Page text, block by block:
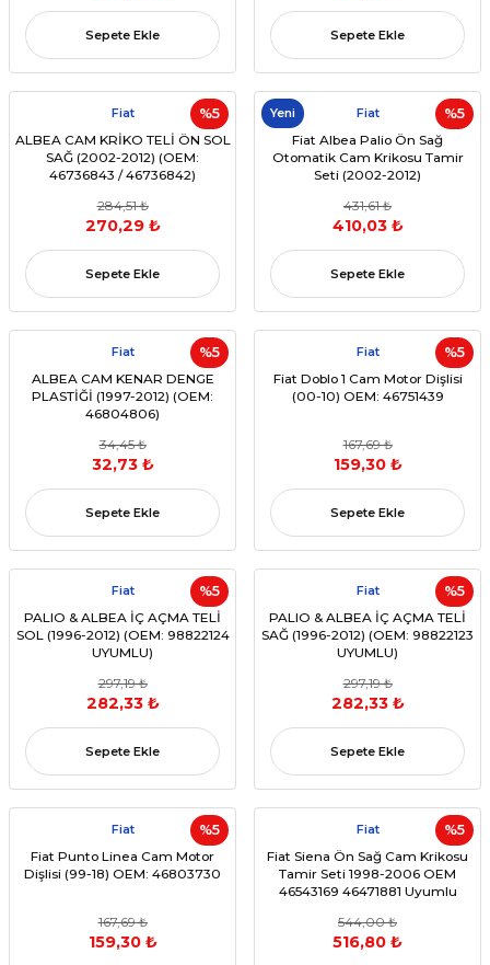
Sepete Ekle Sepete Ekle
%5
Fiat
ALBEA CAM KRİKO TELİ ÖN SOL
SAĞ (2002-2012) (OEM:
46736843 / 46736842)
284,51 ₺
270,29 ₺
Sepete Ekle
%5
Yeni Fiat
Fiat Albea Palio Ön Sağ
Otomatik Cam Krikosu Tamir
Seti (2002-2012)
431,61 ₺
410,03 ₺
Sepete Ekle
%5
Fiat
ALBEA CAM KENAR DENGE
PLASTİĞİ (1997-2012) (OEM:
46804806)
34,45 ₺
32,73 ₺
Sepete Ekle
%5
Fiat
Fiat Doblo 1 Cam Motor Dişlisi
(00-10) OEM: 46751439
167,69 ₺
159,30 ₺
Sepete Ekle
%5
Fiat
PALIO & ALBEA İÇ AÇMA TELİ
SOL (1996-2012) (OEM: 98822124
UYUMLU)
297,19 ₺
282,33 ₺
Sepete Ekle
%5
Fiat
PALIO & ALBEA İÇ AÇMA TELİ
SAĞ (1996-2012) (OEM: 98822123
UYUMLU)
297,19 ₺
282,33 ₺
Sepete Ekle
%5
Fiat
Fiat Punto Linea Cam Motor
Dişlisi (99-18) OEM: 46803730
167,69 ₺
159,30 ₺
%5
Fiat
Fiat Siena Ön Sağ Cam Krikosu
Tamir Seti 1998-2006 OEM
46543169 46471881 Uyumlu
544,00 ₺
516,80 ₺